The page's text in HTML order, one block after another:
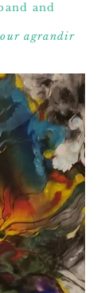
and
agrandir